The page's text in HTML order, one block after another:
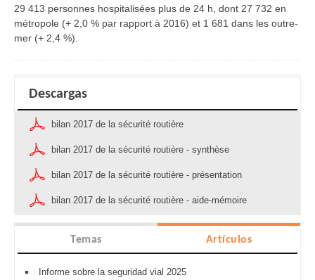
29 413 personnes hospitalisées plus de 24 h, dont 27 732 en
métropole (+ 2,0 % par rapport à 2016) et 1 681 dans les outre-
mer (+ 2,4 %).
Descargas
bilan 2017 de la sécurité routière
bilan 2017 de la sécurité routière - synthèse
bilan 2017 de la sécurité routière - présentation
bilan 2017 de la sécurité routière - aide-mémoire
Temas Artículos
Informe sobre la seguridad vial 2025